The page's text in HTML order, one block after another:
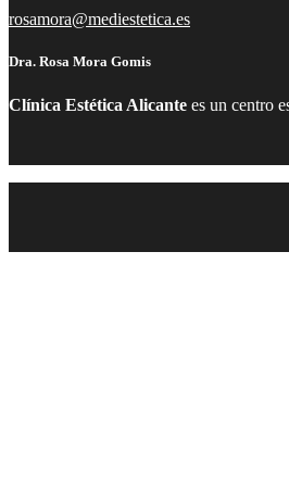
rosamora@mediestetica.es
Dra. Rosa Mora Gomis
Clínica Estética Alicante es un centro